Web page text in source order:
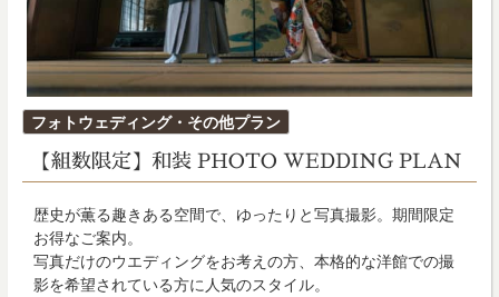
フォトウェディング・その他プラン
日:
【組数限定】和装 PHOTO WEDDING PLAN
歴史が薫る趣きある空間で、ゆったりと写真撮影。期間限定
お得なご案内。
写真だけのウエディングをお考えの方、本格的な洋館での撮
影を希望されている方に人気のスタイル。